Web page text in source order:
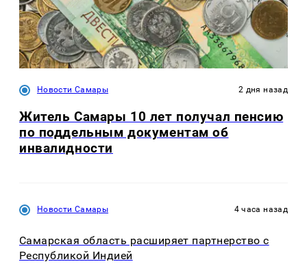
Новости Самары 2 дня назад
Житель Самары 10 лет получал пенсию
по поддельным документам об
инвалидности
Новости Самары 4 часа назад
Самарская область расширяет партнерство с
Республикой Индией